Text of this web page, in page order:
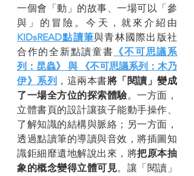
一個會「動」的故事、一場可以「參
與」的冒險。今天，就來介紹由
KIDsREAD點讀筆與青林國際出版社
合作的全新點讀童書 《不可思議系
列：昆蟲》 與 《不可思議系列：木乃
伊》系列 ，這兩本書將「閱讀」變成
了一場全方位的探索體驗。一方面，
立體書頁的設計讓孩子能動手操作、
了解知識的結構與脈絡；另一方面，
透過點讀筆的導讀與音效，將插圖知
識鉅細靡遺地解說出來，將把原本抽
象的概念變得立體可見。讓「閱讀」